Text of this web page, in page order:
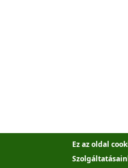
Ez az oldal